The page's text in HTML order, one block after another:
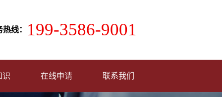
线： 199-3586-9001
识 在线申请 联系我们